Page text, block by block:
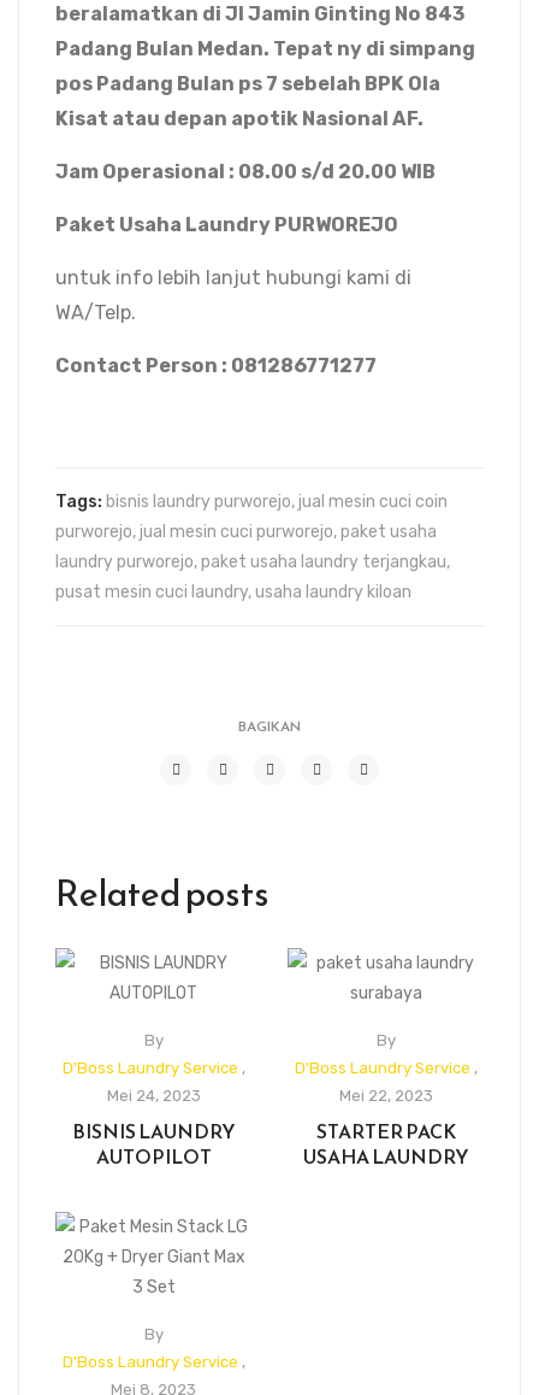
beralamatkan di Jl Jamin Ginting No 843
Padang Bulan Medan. Tepat ny di simpang
pos Padang Bulan ps 7 sebelah BPK Ola
Kisat atau depan apotik Nasional AF.
Jam Operasional : 08.00 s/d 20.00 WIB
Paket Usaha Laundry PURWOREJO
untuk info lebih lanjut hubungi kami di
WA/Telp.
Contact Person : 081286771277
Tags: bisnis laundry purworejo,jual mesin cuci coin
purworejo,jual mesin cuci purworejo,paket usaha
laundry purworejo,paket usaha laundry terjangkau,
pusat mesin cuci laundry,usaha laundry kiloan
BAGIKAN
Related posts
By
D'Boss Laundry Service ,
Mei 24, 2023
BISNIS LAUNDRY
AUTOPILOT
By
D'Boss Laundry Service ,
Mei 22, 2023
STARTER PACK
USAHA LAUNDRY
By
D'Boss Laundry Service ,
Mei 8, 2023